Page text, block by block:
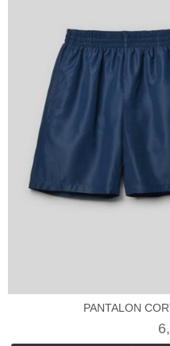
PANTALON